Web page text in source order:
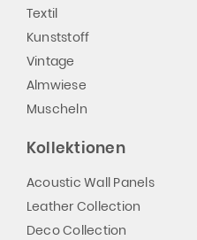
Textil
Kunststoff
Vintage
Almwiese
Muscheln
Kollektionen
Acoustic Wall Panels
Leather Collection
Deco Collection